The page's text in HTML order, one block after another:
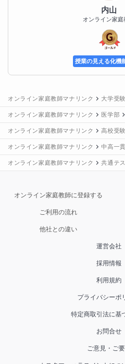
内山
オンライン家庭
授業の見える化機
オンライン家庭教師マナリンク 大学受験
オンライン家庭教師マナリンク 医学部
オンライン家庭教師マナリンク 高校受験
オンライン家庭教師マナリンク 中高一貫
オンライン家庭教師マナリンク 共通テ
オンライン家庭教師に登録する
ご利用の流れ
他社との違い
運営会社
採用情報
利用規約
プライバシーポ
特定商取引法に基
お問合せ
ご意見・ご